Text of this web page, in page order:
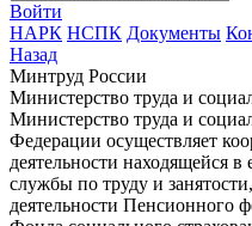
Войти
НАРК НСПК Документы
Назад
Минтруд России
Министерство труда и
Министерство труда и
Федерации осуществляет
деятельности находящейся
службы по труду и
деятельности Пенсионного